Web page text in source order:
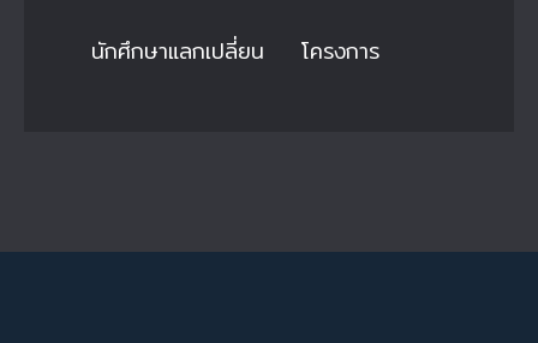
นักศึกษาแลกเปลี่ยน โครงการ